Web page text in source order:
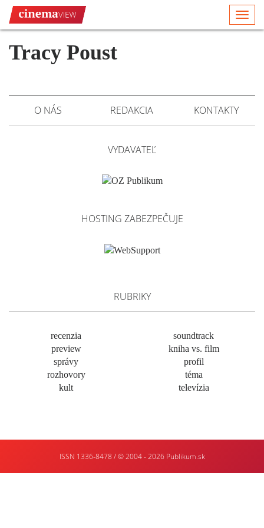
Tracy Poust
O NÁS REDAKCIA KONTAKTY
VYDAVATEĽ
HOSTING ZABEZPEČUJE
RUBRIKY
recenzia
preview
správy
rozhovory
kult
soundtrack
kniha vs. film
profil
téma
televízia
ISSN 1336-8478 / © 2004 - 2026 Publikum.sk